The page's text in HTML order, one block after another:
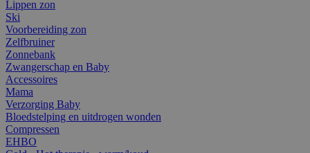
Lippen zon
Ski
Voorbereiding zon
Zelfbruiner
Zonnebank
Zwangerschap en Baby
Accessoires
Mama
Verzorging Baby
Bloedstelping en uitdrogen wonden
Compressen
EHBO